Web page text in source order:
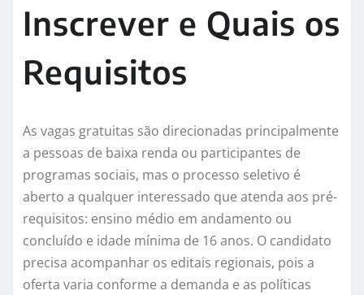
Inscrever e Quais os
Requisitos
As vagas gratuitas são direcionadas principalmente
a pessoas de baixa renda ou participantes de
programas sociais, mas o processo seletivo é
aberto a qualquer interessado que atenda aos pré-
requisitos: ensino médio em andamento ou
concluído e idade mínima de 16 anos. O candidato
precisa acompanhar os editais regionais, pois a
oferta varia conforme a demanda e as políticas